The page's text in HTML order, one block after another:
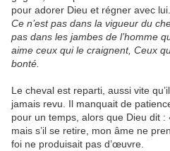
pour adorer Dieu et régner avec
Ce n’est pas dans la vigueur du
pas dans les jambes de l’homme
aime ceux qui le craignent, Ceux
bonté.
Le cheval est reparti, aussi vite
jamais revu. Il manquait de
pour un temps, alors que Dieu dit :
mais s’il se retire, mon âme ne
foi ne produisait pas d’œuvre.